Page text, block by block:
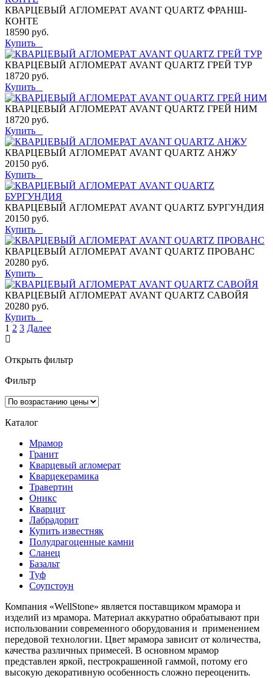
КВАРЦЕВЫЙ АГЛОМЕРАТ AVANT QUARTZ ФРАНШ-
КОНТЕ
18590 руб.
Купить
КВАРЦЕВЫЙ АГЛОМЕРАТ AVANT QUARTZ ГРЕЙ ТУР
18720 руб.
Купить
КВАРЦЕВЫЙ АГЛОМЕРАТ AVANT QUARTZ ГРЕЙ НИМ
18720 руб.
Купить
КВАРЦЕВЫЙ АГЛОМЕРАТ AVANT QUARTZ АНЖУ
20150 руб.
Купить
КВАРЦЕВЫЙ АГЛОМЕРАТ AVANT QUARTZ БУРГУНДИЯ
20150 руб.
Купить
КВАРЦЕВЫЙ АГЛОМЕРАТ AVANT QUARTZ ПРОВАНС
20280 руб.
Купить
КВАРЦЕВЫЙ АГЛОМЕРАТ AVANT QUARTZ САВОЙЯ
20280 руб.
Купить
1 2 3 Далее
Открыть фильтр
Фильтр
Каталог
Мрамор
Гранит
Кварцевый агломерат
Кварцекерамика
Травертин
Оникс
Кварцит
Лабрадорит
Купить известняк
Полудрагоценные камни
Сланец
Базальт
Туф
Соупстоун
Компания «WellStone» является поставщиком мрамора и
изделий из мрамора. Материал аккуратно обрабатывают при
использовании современного оборудования и применением
передовой технологии. Цвет мрамора зависит от количества,
качества различных примесей. В основном мрамор
представлен яркой, пестрокрашенной гаммой, потому его
высокую декоративную особенность сложно переоценить.